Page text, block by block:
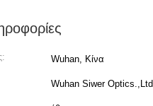
Wuhan, Κίνα
Wuhan Siwer Optics.,Ltd